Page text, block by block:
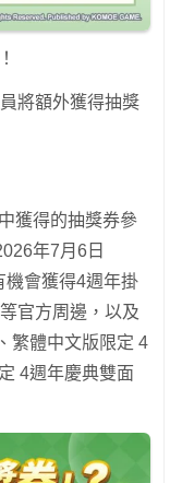
將額外獲得抽獎
獲得的抽獎券參
年7月6日
機會獲得4週年掛
官方周邊，以及
繁體中文版限定 4
4週年慶典雙面